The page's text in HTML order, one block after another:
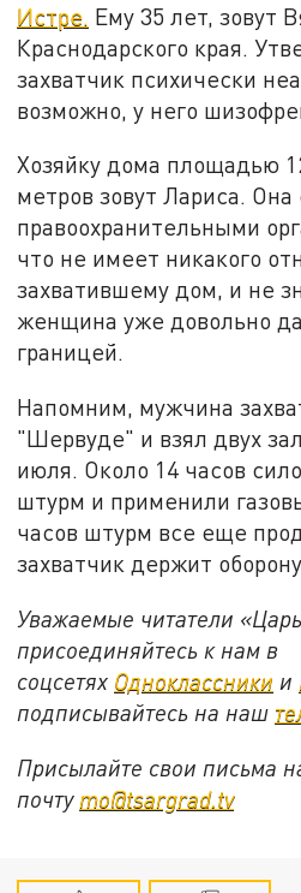
Истре. Ему 35 лет, зовут
Краснодарского края.
захватчик психически
возможно, у него
Хозяйку дома площадью
метров зовут Лариса. Она
правоохранительными
что не имеет никакого
захватившему дом, и не
женщина уже довольно
границей.
Напомним, мужчина
"Шервуде" и взял двух
июля. Около 14 часов
штурм и применили
часов штурм все еще
захватчик держит
Уважаемые читатели
присоединяйтесь к нам в
соцсетях Одноклассники и
подписывайтесь на наш
Присылайте свои письма
почту mo@tsargrad.tv